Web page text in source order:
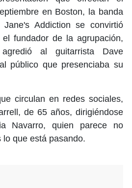
en Boston, la banda
Jane's Addiction se convirtió
fundador de la agrupación,
al guitarrista Dave
público que presenciaba su
circulan en redes sociales,
de 65 años, dirigiéndose
Navarro, quien parece no
lo que está pasando.